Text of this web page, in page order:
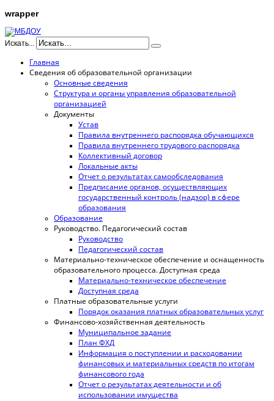
wrapper
Искать...
Главная
Сведения об образовательной организации
Основные сведения
Структура и органы управления образовательной
организацией
Документы
Устав
Правила внутреннего распорядка обучающихся
Правила внутреннего трудового распорядка
Коллективный договор
Локальные акты
Отчет о результатах самообследования
Предписание органов, осуществляющих
государственный контроль (надзор) в сфере
образования
Образование
Руководство. Педагогический состав
Руководство
Педагогический состав
Материально-техническое обеспечение и оснащенность
образовательного процесса. Доступная среда
Материально-техническое обеспечение
Доступная среда
Платные образовательные услуги
Порядок оказания платных образовательных услуг
Финансово-хозяйственная деятельность
Муниципальное задание
План ФХД
Информация о поступлении и расходовании
финансовых и материальных средств по итогам
финансового года
Отчет о результатах деятельности и об
использовании имущества